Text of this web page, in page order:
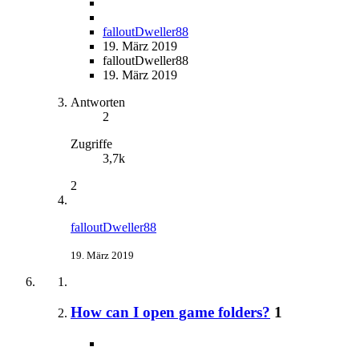
falloutDweller88
19. März 2019
falloutDweller88
19. März 2019
Antworten
2
Zugriffe
3,7k
2
falloutDweller88
19. März 2019
How can I open game folders? 1